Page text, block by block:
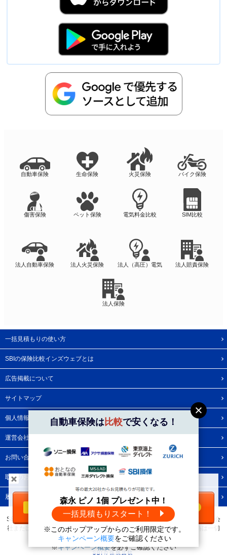
自動車保険 生命保険 火災保険 バイク保険
傷害保険 ペット保険 電気料金比較 SIM比較
法人自動車保険 法人火災保険 法人（高圧）電気 法人賠責保険
法人保険
一括見積もりの使い方
SBIの保険比較インズウェブとは
広告掲載について
サイトマップ
個人情報保護方針
運営会社
お問い合わせ
取材のお問い合わせ
履歴情報・Cookie等
SBIの保険比較インズウェブを運営するSBIホールディングス株式会社は保険会
社または保険代理店ではありませんので、保険の媒介・募集・販売行為は一切
行いません。
自動車保険は比較で安くなる！
森永 ピノ 1個 プレゼント中！
一括見積もりスタート！
※このポップアップからのご利用限定です。
キャンペーン概要をご確認ください
一括見積もりをする
森永 ピノ1個プレゼント中！
※キャンペーン概要を必ずご確認ください